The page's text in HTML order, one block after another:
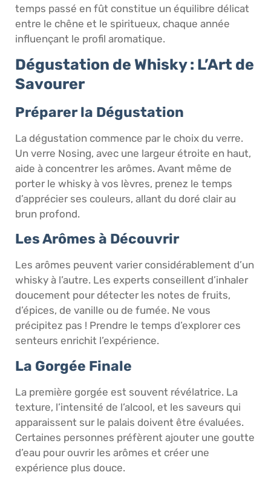
temps passé en fût constitue un équilibre délicat
entre le chêne et le spiritueux, chaque année
influençant le profil aromatique.
Dégustation de Whisky : L’Art de
Savourer
Préparer la Dégustation
La dégustation commence par le choix du verre.
Un verre Nosing, avec une largeur étroite en haut,
aide à concentrer les arômes. Avant même de
porter le whisky à vos lèvres, prenez le temps
d’apprécier ses couleurs, allant du doré clair au
brun profond.
Les Arômes à Découvrir
Les arômes peuvent varier considérablement d’un
whisky à l’autre. Les experts conseillent d’inhaler
doucement pour détecter les notes de fruits,
d’épices, de vanille ou de fumée. Ne vous
précipitez pas ! Prendre le temps d’explorer ces
senteurs enrichit l’expérience.
La Gorgée Finale
La première gorgée est souvent révélatrice. La
texture, l’intensité de l’alcool, et les saveurs qui
apparaissent sur le palais doivent être évaluées.
Certaines personnes préfèrent ajouter une goutte
d’eau pour ouvrir les arômes et créer une
expérience plus douce.